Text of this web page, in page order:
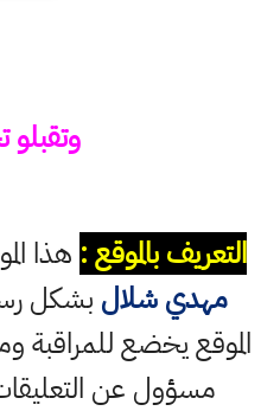
وتقبلو
التعريف بالموقع : هذا
مهدي شلال بشكل
الموقع يخضع للمراقبة
مسؤول عن